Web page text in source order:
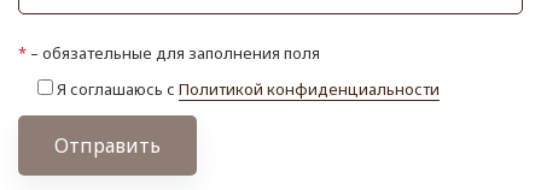
* – обязательные для заполнения поля
Я соглашаюсь с Политикой конфиденциальности
Отправить